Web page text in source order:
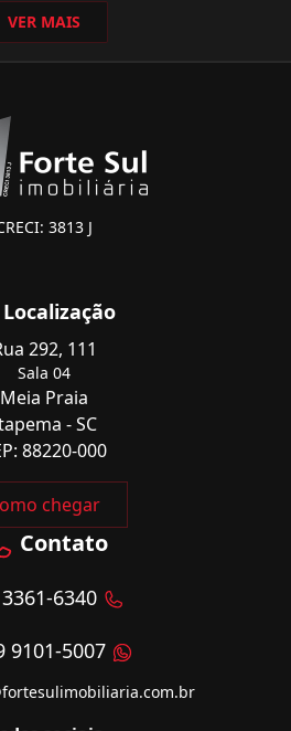
VER MAIS
3813 J
Localização
292, 111
Sala 04
Meia Praia
- SC
88220-000
chegar
Contato
6340
9101-5007